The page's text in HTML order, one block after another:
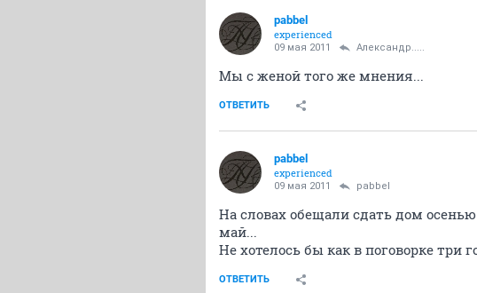
pabbel
experienced
09 мая 2011 Александр.....
Мы с женой того же мнения...
ОТВЕТИТЬ
pabbel
experienced
09 мая 2011 pabbel
На словах обещали сдать дом
май...
Не хотелось бы как в поговорке три
ОТВЕТИТЬ